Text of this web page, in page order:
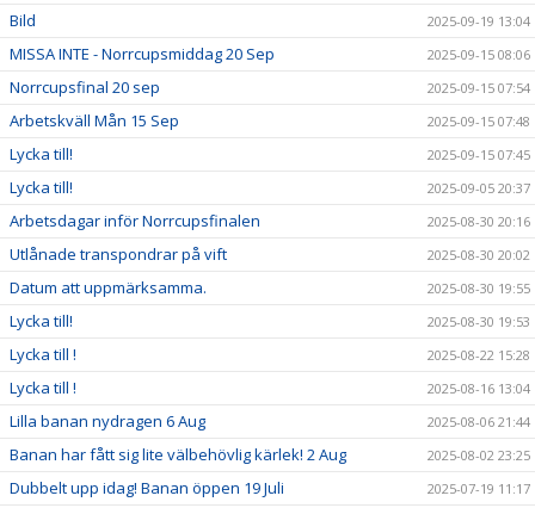
Bild 2025-09-19 13:04
MISSA INTE - Norrcupsmiddag 20 Sep 2025-09-15 08:06
Norrcupsfinal 20 sep 2025-09-15 07:54
Arbetskväll Mån 15 Sep 2025-09-15 07:48
Lycka till! 2025-09-15 07:45
Lycka till! 2025-09-05 20:37
Arbetsdagar inför Norrcupsfinalen 2025-08-30 20:16
Utlånade transpondrar på vift 2025-08-30 20:02
Datum att uppmärksamma. 2025-08-30 19:55
Lycka till! 2025-08-30 19:53
Lycka till ! 2025-08-22 15:28
Lycka till ! 2025-08-16 13:04
Lilla banan nydragen 6 Aug 2025-08-06 21:44
Banan har fått sig lite välbehövlig kärlek! 2 Aug 2025-08-02 23:25
Dubbelt upp idag! Banan öppen 19 Juli 2025-07-19 11:17